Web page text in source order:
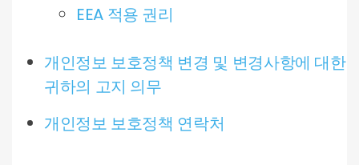
EEA 적용 권리
개인정보 보호정책 변경 및 변경사항에 대한
귀하의 고지 의무
개인정보 보호정책 연락처